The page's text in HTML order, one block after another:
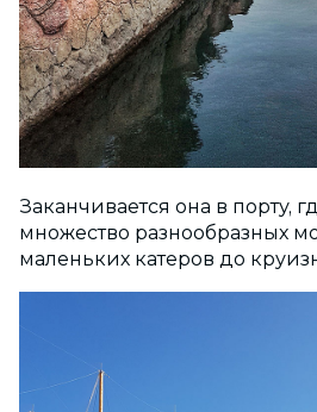
Заканчивается она в порту,
множество разнообразных
маленьких катеров до